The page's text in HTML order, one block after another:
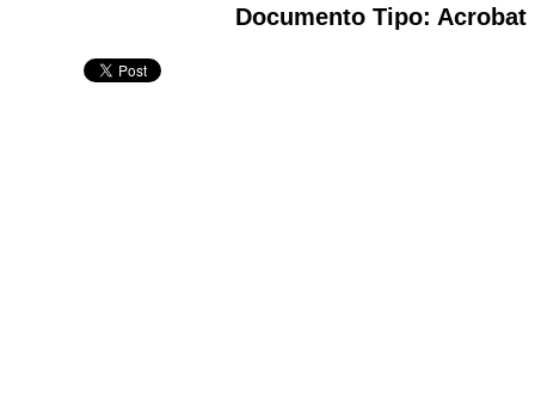
Documento Tipo: Acrobat